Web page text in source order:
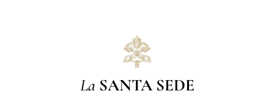
La SANTA SEDE